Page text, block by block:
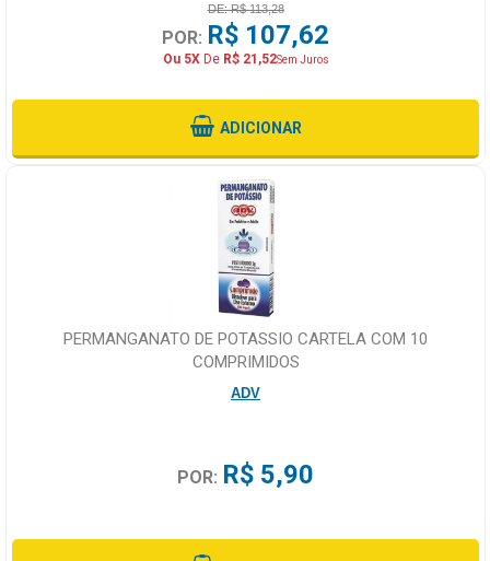
DE: R$ 113,28
POR: R$ 107,62
Ou 5XDe R$ 21,52Sem Juros
ADICIONAR
PERMANGANATO DE POTASSIO CARTELA COM 10
COMPRIMIDOS
ADV
POR: R$ 5,90